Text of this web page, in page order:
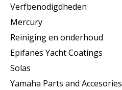
Verfbenodigdheden
Mercury
Reiniging en onderhoud
Epifanes Yacht Coatings
Solas
Yamaha Parts and Accesories